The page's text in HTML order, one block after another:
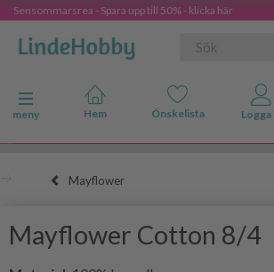
Sensommarsrea - Spara upp till 50% - klicka här
Ändra navigering
meny
Mayflower
Mayflower Cotton 8/4